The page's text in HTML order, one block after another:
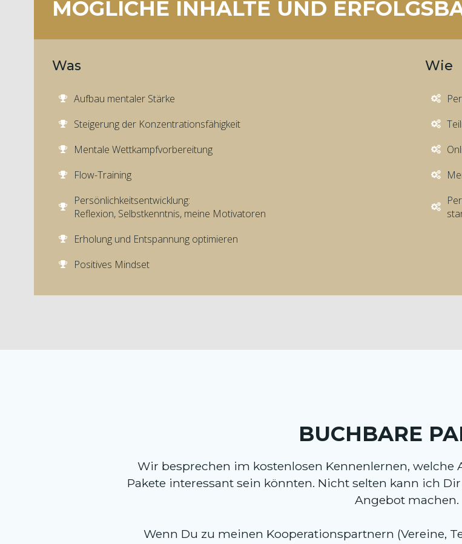
MÖGLICHE INHALTE UND
Was
Aufbau mentaler Stärke
Steigerung der Konzentrationsfähigkeit
Mentale Wettkampfvorbereitung
Flow-Training
Persönlichkeitsentwicklung:
Reflexion, Selbstkenntnis, meine Motivatoren
Erholung und Entspannung optimieren
Positives Mindset
Wie
BUCHBARE
Wir besprechen im kostenlosen Kennenlernen,
Pakete interessant sein könnten. Nicht selten kann ich
Angebot machen.
Wenn Du zu meinen Kooperationspartnern (Vereine,